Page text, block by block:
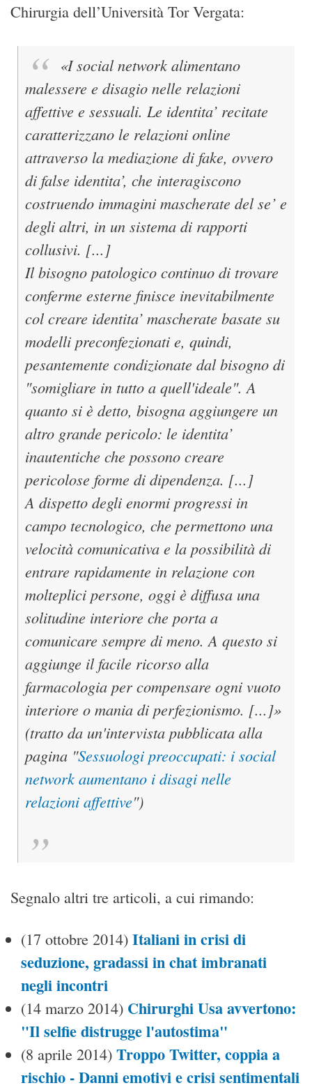
Chirurgia dell’Università Tor Vergata:
«I social network alimentano
malessere e disagio nelle relazioni
affettive e sessuali. Le identita’ recitate
caratterizzano le relazioni online
attraverso la mediazione di fake, ovvero
di false identita’, che interagiscono
costruendo immagini mascherate del se’ e
degli altri, in un sistema di rapporti
collusivi. [...]
Il bisogno patologico continuo di trovare
conferme esterne finisce inevitabilmente
col creare identita’ mascherate basate su
modelli preconfezionati e, quindi,
pesantemente condizionate dal bisogno di
"somigliare in tutto a quell'ideale". A
quanto si è detto, bisogna aggiungere un
altro grande pericolo: le identita’
inautentiche che possono creare
pericolose forme di dipendenza. [...]
A dispetto degli enormi progressi in
campo tecnologico, che permettono una
velocità comunicativa e la possibilità di
entrare rapidamente in relazione con
molteplici persone, oggi è diffusa una
solitudine interiore che porta a
comunicare sempre di meno. A questo si
aggiunge il facile ricorso alla
farmacologia per compensare ogni vuoto
interiore o mania di perfezionismo. [...]»
(tratto da un'intervista pubblicata alla
pagina "Sessuologi preoccupati: i social
network aumentano i disagi nelle
relazioni affettive")
Segnalo altri tre articoli, a cui rimando:
(17 ottobre 2014) Italiani in crisi di
seduzione, gradassi in chat imbranati
negli incontri
(14 marzo 2014) Chirurghi Usa avvertono:
"Il selfie distrugge l'autostima"
(8 aprile 2014) Troppo Twitter, coppia a
rischio - Danni emotivi e crisi sentimentali